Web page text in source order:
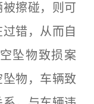
擦碰，则可
错，从而自
坠物致损案
物，车辆致